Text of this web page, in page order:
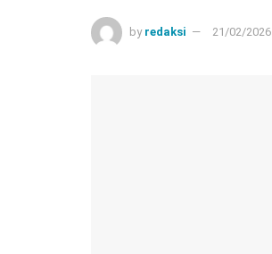
by redaksi 21/02/2026